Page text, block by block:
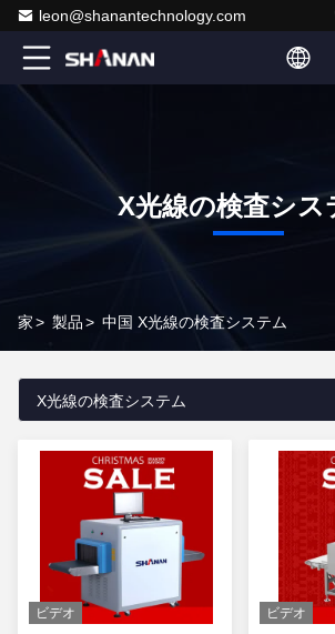
leon@shanantechnology.com
X光線の検査シス
家> 製品> 中国 X光線の検査システム
X光線の検査システム
ビデオ ビデオ